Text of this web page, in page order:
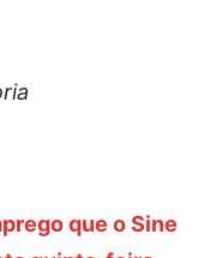
que o Sine